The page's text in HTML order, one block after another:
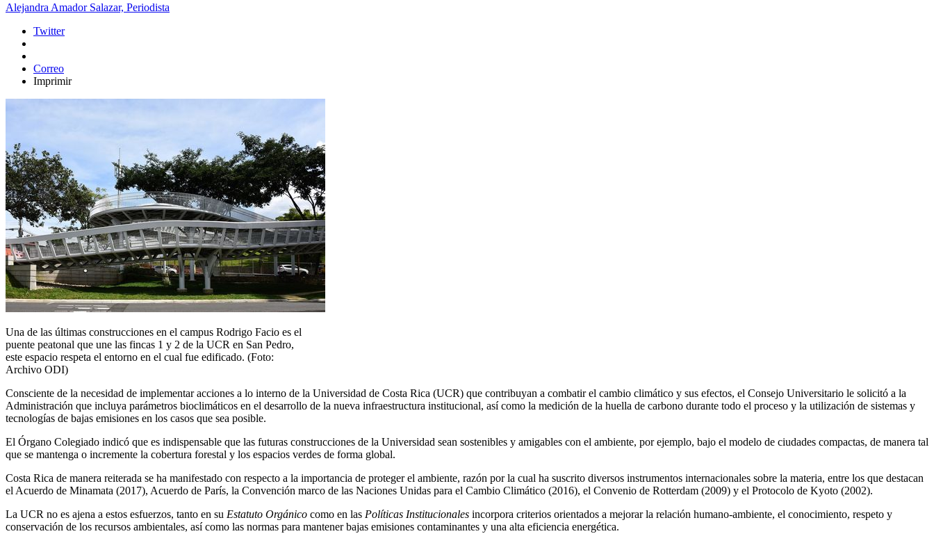
Alejandra Amador Salazar, Periodista
Twitter
Correo
Imprimir
Una de las últimas construcciones en el campus Rodrigo Facio es el
puente peatonal que une las fincas 1 y 2 de la UCR en San Pedro,
este espacio respeta el entorno en el cual fue edificado. (Foto:
Archivo ODI)
Consciente de la necesidad de implementar acciones a lo interno de la Universidad de Costa Rica (UCR) que contribuyan a combatir el cambio climático y sus efectos, el Consejo Universitario le solicitó a la
Administración que incluya parámetros bioclimáticos en el desarrollo de la nueva infraestructura institucional, así como la medición de la huella de carbono durante todo el proceso y la utilización de sistemas y
tecnologías de bajas emisiones en los casos que sea posible.
El Órgano Colegiado indicó que es indispensable que las futuras construcciones de la Universidad sean sostenibles y amigables con el ambiente, por ejemplo, bajo el modelo de ciudades compactas, de manera tal
que se mantenga o incremente la cobertura forestal y los espacios verdes de forma global.
Costa Rica de manera reiterada se ha manifestado con respecto a la importancia de proteger el ambiente, razón por la cual ha suscrito diversos instrumentos internacionales sobre la materia, entre los que destacan
el Acuerdo de Minamata (2017), Acuerdo de París, la Convención marco de las Naciones Unidas para el Cambio Climático (2016), el Convenio de Rotterdam (2009) y el Protocolo de Kyoto (2002).
La UCR no es ajena a estos esfuerzos, tanto en su Estatuto Orgánico como en las Políticas Institucionales incorpora criterios orientados a mejorar la relación humano-ambiente, el conocimiento, respeto y
conservación de los recursos ambientales, así como las normas para mantener bajas emisiones contaminantes y una alta eficiencia energética.